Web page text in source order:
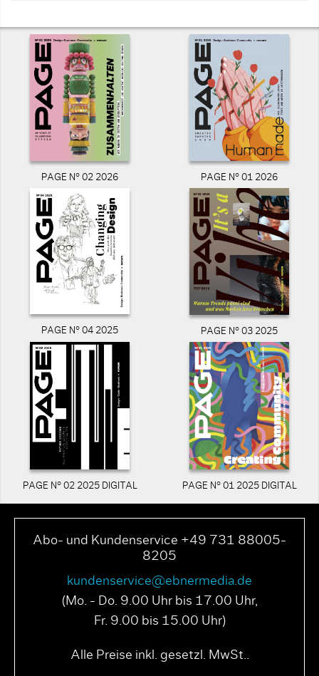
PAGE N° 02 2026 PAGE N° 01 2026
PAGE N° 04 2025 PAGE N° 03 2025
PAGE N° 02 2025 DIGITAL PAGE N° 01 2025 DIGITAL
Abo- und Kundenservice +49 731 88005-
8205
kundenservice@ebnermedia.de
(Mo. - Do. 9.00 Uhr bis 17.00 Uhr,
Fr. 9.00 bis 15.00 Uhr)
Alle Preise inkl. gesetzl. MwSt..